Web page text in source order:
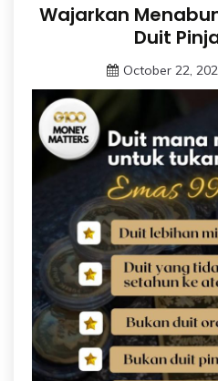
Wajarkan
Duit
October 22,